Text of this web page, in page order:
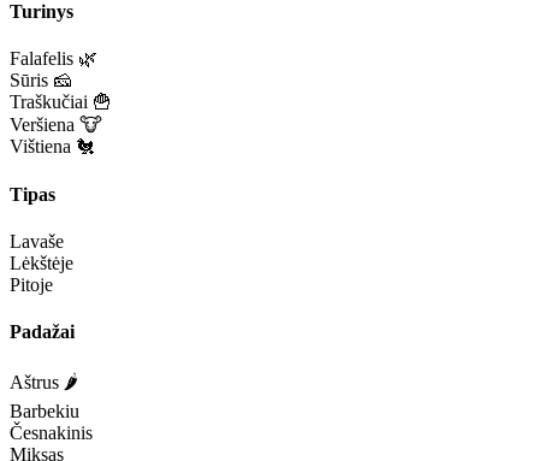
Turinys
Falafelis 🌿
Sūris 🧀
Traškučiai 🍟
Veršiena 🐮
Vištiena 🐔
Tipas
Lavaše
Lėkštėje
Pitoje
Padažai
Aštrus 🌶️
Barbekiu
Česnakinis
Miksas